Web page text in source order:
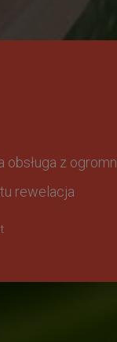
z
rewelacja